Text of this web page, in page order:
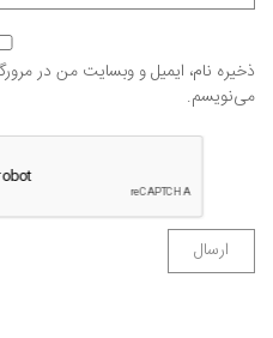
ذخیره نام، ایمیل و وبسایت من در
می‌نویسم.